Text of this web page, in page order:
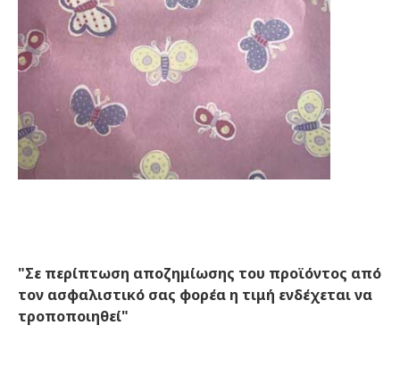
"Σε περίπτωση αποζημίωσης του προϊόντος από
τον ασφαλιστικό σας φορέα η τιμή ενδέχεται να
τροποποιηθεί"